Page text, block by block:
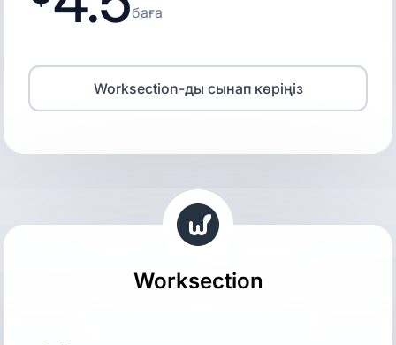
баға
Worksection-ды сынап көріңіз
Worksection